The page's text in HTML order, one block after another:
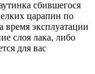
сбившегося
царапин по
время эксплуатации
слоя лака, либо
для вас